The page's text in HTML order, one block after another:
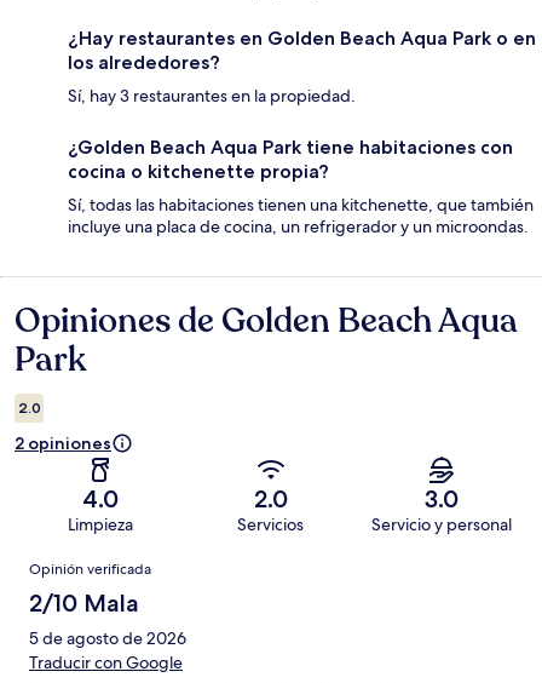
¿Hay restaurantes en Golden Beach Aqua Park o en
los alrededores?
Sí, hay 3 restaurantes en la propiedad.
¿Golden Beach Aqua Park tiene habitaciones con
cocina o kitchenette propia?
Sí, todas las habitaciones tienen una kitchenette, que también
incluye una placa de cocina, un refrigerador y un microondas.
Opiniones
Opiniones de Golden Beach Aqua
Park
2.0
2 opiniones
4.0
Limpieza
2.0
Servicios
3.0
Servicio y personal
Opiniones
Opinión verificada
2/10 Mala
5 de agosto de 2026
Traducir con Google